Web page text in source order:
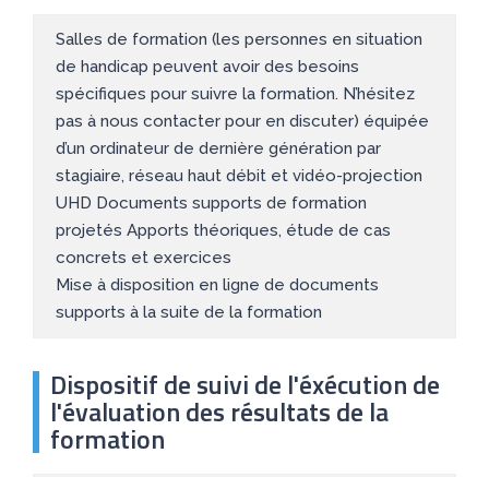
Salles de formation (les personnes en situation
de handicap peuvent avoir des besoins
spécifiques pour suivre la formation. N’hésitez
pas à nous contacter pour en discuter) équipée
d’un ordinateur de dernière génération par
stagiaire, réseau haut débit et vidéo-projection
UHD Documents supports de formation
projetés Apports théoriques, étude de cas
concrets et exercices
Mise à disposition en ligne de documents
supports à la suite de la formation
Dispositif de suivi de l'éxécution de
l'évaluation des résultats de la
formation